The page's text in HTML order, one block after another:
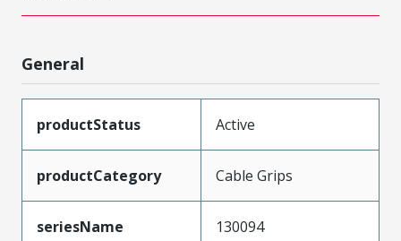
General
productStatus Active
productCategory Cable Grips
seriesName 130094